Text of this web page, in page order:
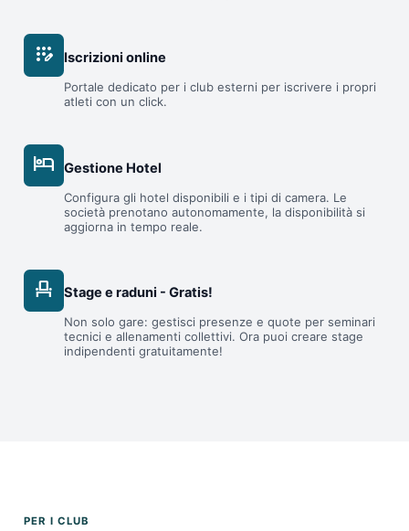
app_registration Iscrizioni online
Portale dedicato per i club esterni per iscrivere i propri
atleti con un click.
hotel Gestione Hotel
Configura gli hotel disponibili e i tipi di camera. Le
società prenotano autonomamente, la disponibilità si
aggiorna in tempo reale.
event_seat Stage e raduni - Gratis!
Non solo gare: gestisci presenze e quote per seminari
tecnici e allenamenti collettivi. Ora puoi creare stage
indipendenti gratuitamente!
PER I CLUB